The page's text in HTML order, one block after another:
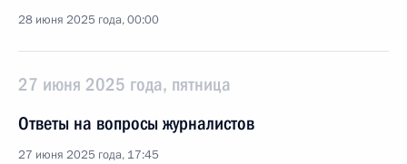
28 июня 2025 года, 00:00
27 июня 2025 года, пятница
Ответы на вопросы журналистов
27 июня 2025 года, 17:45